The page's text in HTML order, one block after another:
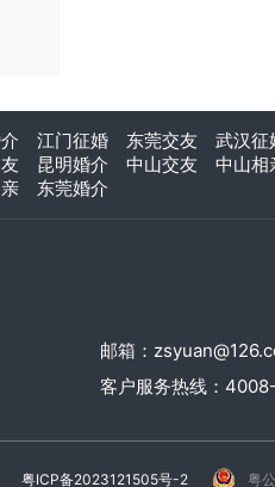
江门征婚 东莞交友 武汉征
昆明婚介 中山交友 中山相
东莞婚介
邮箱：
客户服务热线：
粤ICP备2023121505号-2 粤